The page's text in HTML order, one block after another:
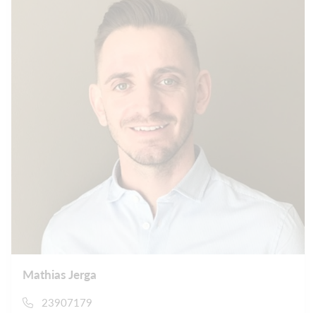
Mathias Jerga
23907179